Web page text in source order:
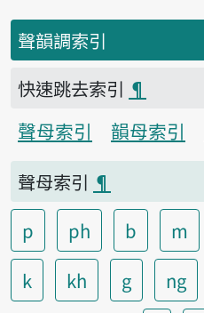
聲韻調索引
快速跳去索引 ¶
聲母索引
韻母索引
聲母索引 ¶
p
ph b m
k
kh g ng